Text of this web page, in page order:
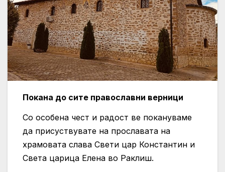
Покана до сите православни верници
Со особена чест и радост ве покануваме
да присуствувате на прославата на
храмовата слава Свети цар Константин и
Света царица Елена во Раклиш.